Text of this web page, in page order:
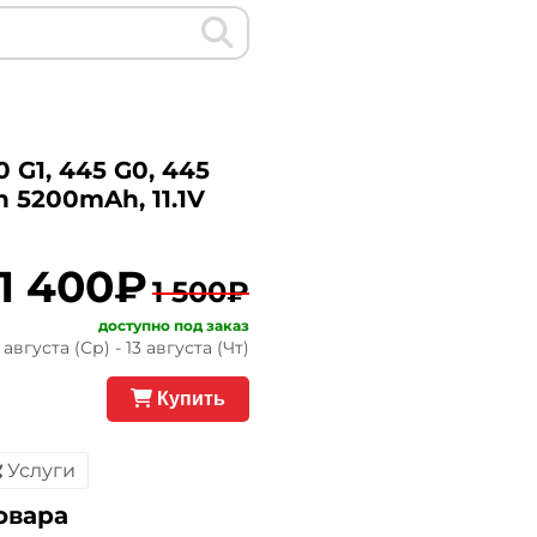
445 G0, 445
5200mAh, 11.1V
400₽1 500₽
доступно под заказ
(Ср) - 13 августа (Чт)
Купить
Услуги